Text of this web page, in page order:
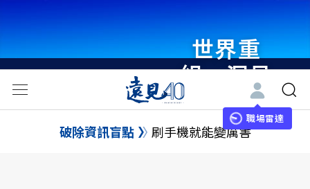
世界重
組・洞見
未來 與
世界領袖
職場雷達
破除資訊盲點 刷手機就能變厲害